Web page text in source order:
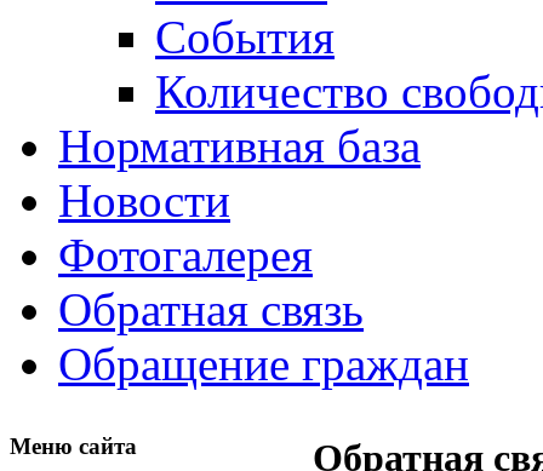
События
Количество
Нормативная база
Новости
Фотогалерея
Обратная связь
Обращение граждан
Меню сайта Обратная